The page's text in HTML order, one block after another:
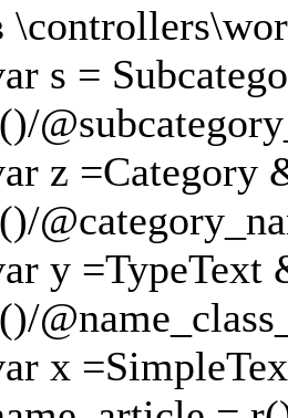
s =
z =Category
y =TypeText
x